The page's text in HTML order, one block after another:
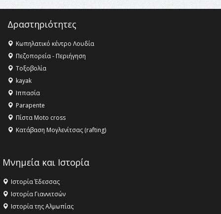
18:09 -Αυτό το καλοκαίρι δίνουμε ραντεβού στο πιο
όμορφο θερινό σινεμά της Ελλάδας!
Δραστηριότητες
Κωπηλατικό κέντρο Λουδία
Πεζοπορεία - Περιήγηση
Τοξοβολία
kayak
Ιππασία
Parapente
Πίστα Moto cross
Κατάβαση Μογλενίτσας (rafting)
Μνημεία και Ιστορία
Ιστορία Έδεσσας
Ιστορία Γιαννιτσών
Ιστορία της Αλμωπίας